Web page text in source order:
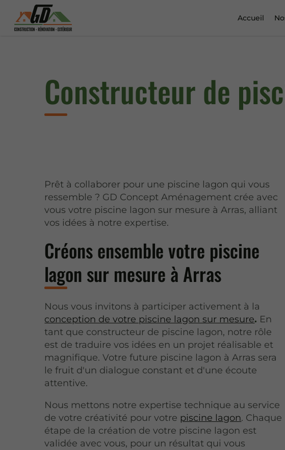
Accueil
Constructeur de
Prêt à collaborer pour une piscine lagon qui vous
ressemble ? GD Concept Aménagement crée avec
vous votre piscine lagon sur mesure à Arras, alliant
vos idées à notre expertise.
Créons ensemble votre piscine
lagon sur mesure à Arras
Nous vous invitons à participer activement à la
conception de votre piscine lagon sur mesure. En
tant que constructeur de piscine lagon, notre rôle
est de traduire vos idées en un projet réalisable et
magnifique. Votre future piscine lagon à Arras sera
le fruit d'un dialogue constant et d'une écoute
attentive.
Nous mettons notre expertise technique au service
de votre créativité pour votre piscine lagon. Chaque
étape de la création de votre piscine lagon est
validée avec vous, pour un résultat qui vous